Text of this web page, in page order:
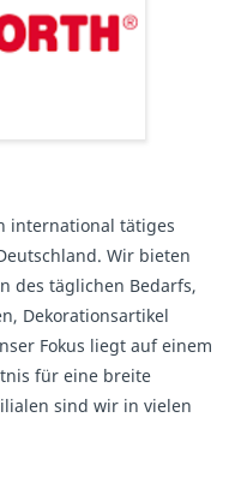
international tätiges
Wir bieten
des täglichen Bedarfs,
Dekorationsartikel
Fokus liegt auf einem
für eine breite
sind wir in vielen